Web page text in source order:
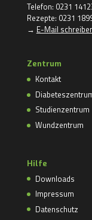
Telefon: 0231
Rezepte: 0231
→ E-Mail
Zentrum
Kontakt
Studienzentrum
Wundzentrum
Hilfe
Downloads
Impressum
Datenschutz